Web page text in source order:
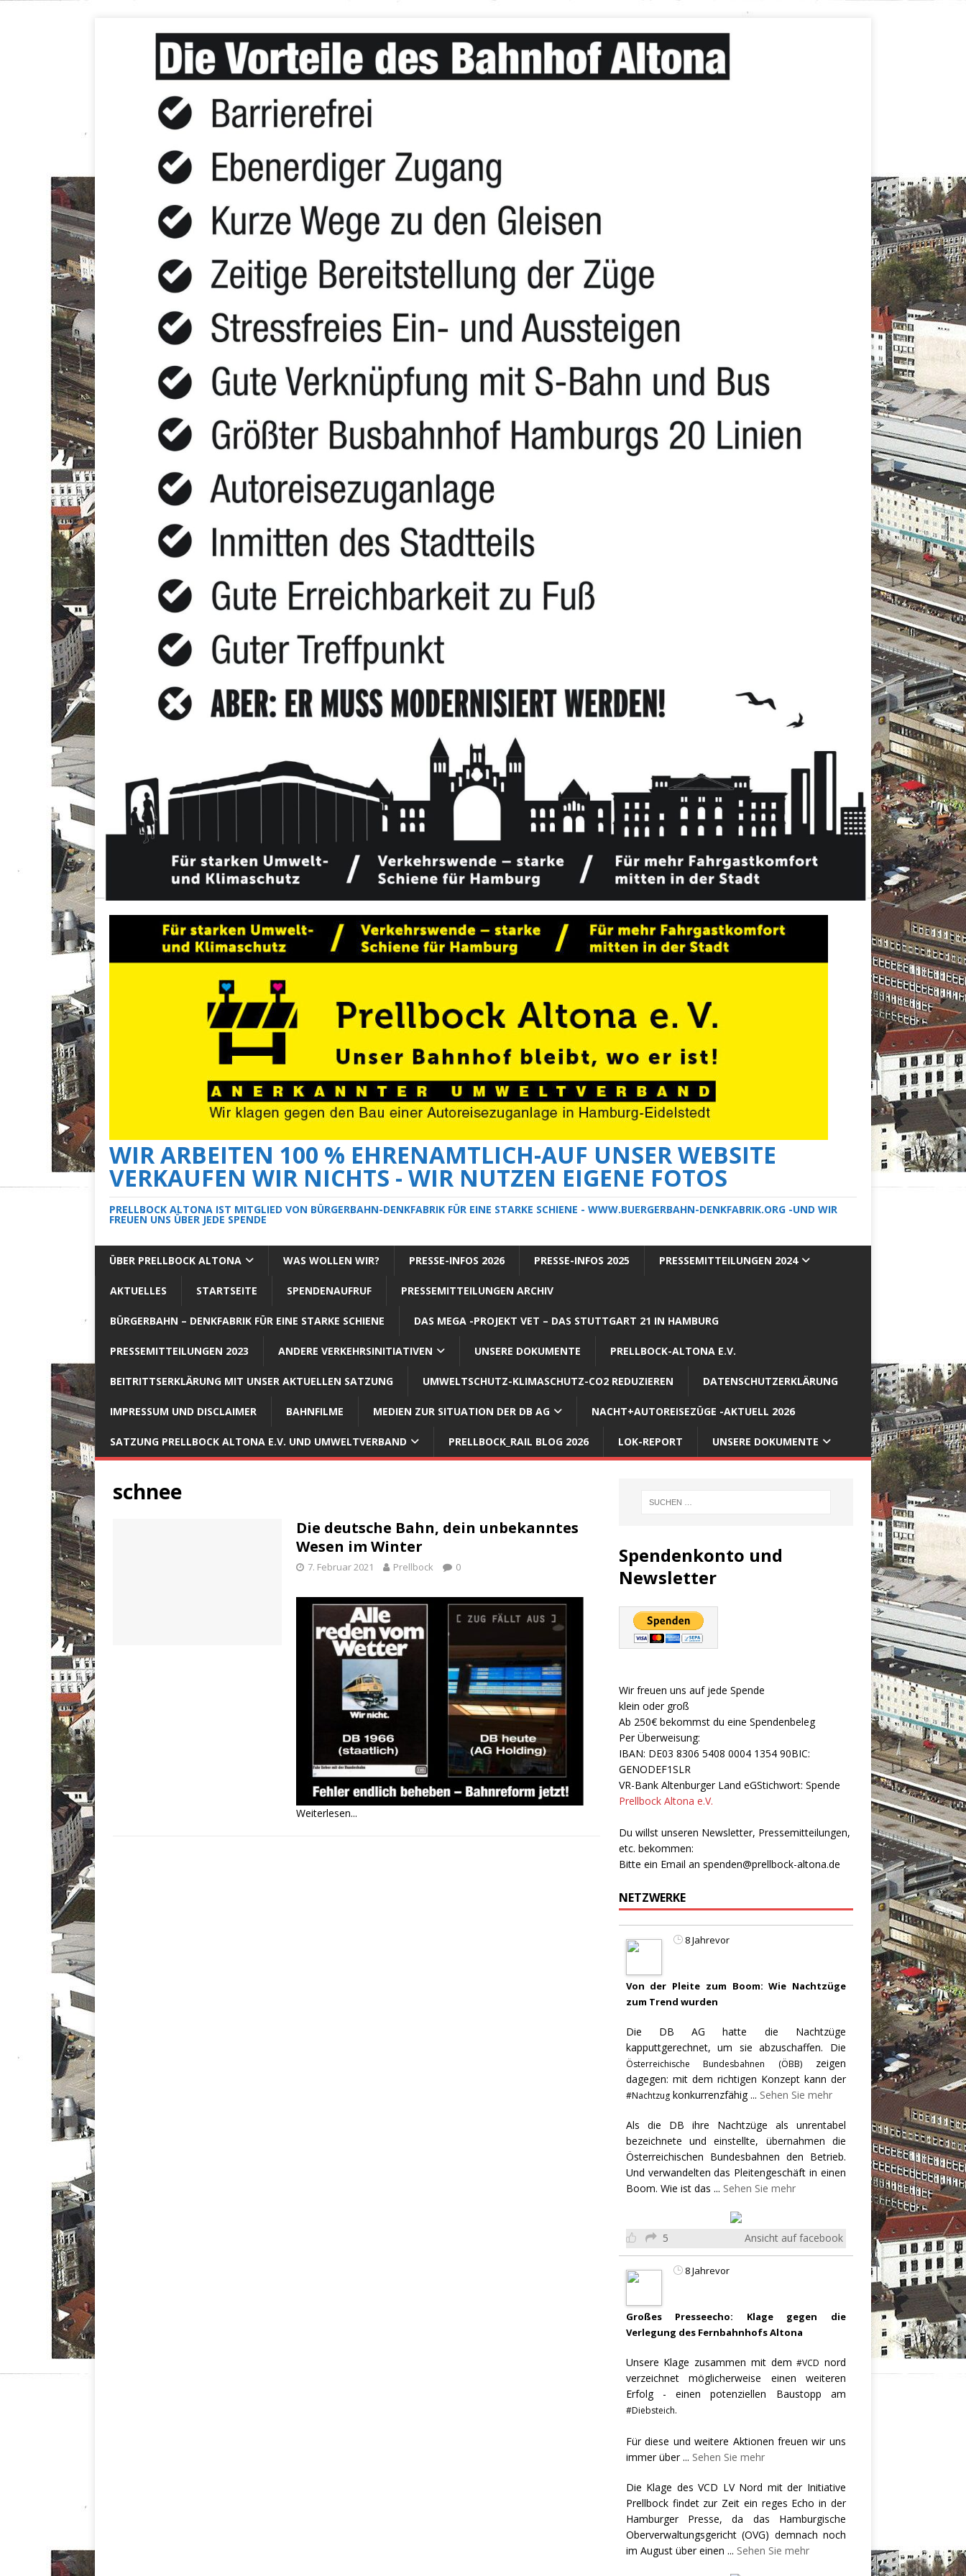
WIR ARBEITEN 100 % EHRENAMTLICH-AUF UNSER WEBSITE
VERKAUFEN WIR NICHTS - WIR NUTZEN EIGENE FOTOS
PRELLBOCK ALTONA IST MITGLIED VON BÜRGERBAHN-DENKFABRIK FÜR EINE STARKE SCHIENE - WWW.BUERGERBAHN-DENKFABRIK.ORG -UND WIR
FREUEN UNS ÜBER JEDE SPENDE
ÜBER PRELLBOCK ALTONA WAS WOLLEN WIR? PRESSE-INFOS 2026 PRESSE-INFOS 2025 PRESSEMITTEILUNGEN 2024
AKTUELLES STARTSEITE SPENDENAUFRUF PRESSEMITTEILUNGEN ARCHIV
BÜRGERBAHN – DENKFABRIK FÜR EINE STARKE SCHIENE DAS MEGA -PROJEKT VET – DAS STUTTGART 21 IN HAMBURG
PRESSEMITTEILUNGEN 2023 ANDERE VERKEHRSINITIATIVEN UNSERE DOKUMENTE PRELLBOCK-ALTONA E.V.
BEITRITTSERKLÄRUNG MIT UNSER AKTUELLEN SATZUNG UMWELTSCHUTZ-KLIMASCHUTZ-CO2 REDUZIEREN DATENSCHUTZERKLÄRUNG
IMPRESSUM UND DISCLAIMER BAHNFILME MEDIEN ZUR SITUATION DER DB AG NACHT+AUTOREISEZÜGE -AKTUELL 2026
SATZUNG PRELLBOCK ALTONA E.V. UND UMWELTVERBAND PRELLBOCK_RAIL BLOG 2026 LOK-REPORT UNSERE DOKUMENTE
schnee
Die deutsche Bahn, dein unbekanntes
Wesen im Winter
7. Februar 2021 Prellbock 0
Weiterlesen...
Spendenkonto und
Newsletter
Wir freuen uns auf jede Spende
klein oder groß
Ab 250€ bekommst du eine Spendenbeleg
Per Überweisung:
IBAN: DE03 8306 5408 0004 1354 90BIC:
GENODEF1SLR
VR-Bank Altenburger Land eGStichwort: Spende
Prellbock Altona e.V.
Du willst unseren Newsletter, Pressemitteilungen,
etc. bekommen:
Bitte ein Email an spenden@prellbock-altona.de
NETZWERKE
8 Jahrevor
Von der Pleite zum Boom: Wie Nachtzüge
zum Trend wurden
Die DB AG hatte die Nachtzüge
kapputtgerechnet, um sie abzuschaffen. Die
Österreichische Bundesbahnen (ÖBB)zeigen
dagegen: mit dem richtigen Konzept kann der
#Nachtzugkonkurrenzfähig... Sehen Sie mehr
Als die DB ihre Nachtzüge als unrentabel
bezeichnete und einstellte, übernahmen die
Österreichischen Bundesbahnen den Betrieb.
Und verwandelten das Pleitengeschäft in einen
Boom. Wie ist das ... Sehen Sie mehr
5 Ansicht auf facebook
8 Jahrevor
Großes Presseecho: Klage gegen die
Verlegung des Fernbahnhofs Altona
Unsere Klage zusammen mit dem#VCD nord
verzeichnet möglicherweise einen weiteren
Erfolg - einen potenziellen Baustopp am
#Diebsteich.
Für diese und weitere Aktionen freuen wir uns
immer über... Sehen Sie mehr
Die Klage des VCD LV Nord mit der Initiative
Prellbock findet zur Zeit ein reges Echo in der
Hamburger Presse, da das Hamburgische
Oberverwaltungsgericht (OVG) demnach noch
im August über einen ... Sehen Sie mehr